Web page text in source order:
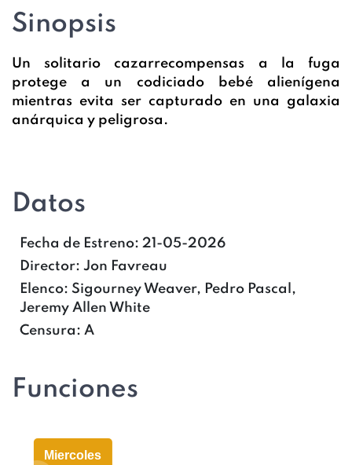
Sinopsis
Un solitario cazarrecompensas a la fuga
protege a un codiciado bebé alienígena
mientras evita ser capturado en una galaxia
anárquica y peligrosa.
Datos
Fecha de Estreno: 21-05-2026
Director: Jon Favreau
Elenco: Sigourney Weaver, Pedro Pascal,
Jeremy Allen White
Censura: A
Funciones
Miercoles